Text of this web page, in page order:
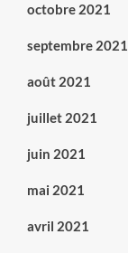
octobre 2021
septembre 2021
août 2021
juillet 2021
juin 2021
mai 2021
avril 2021